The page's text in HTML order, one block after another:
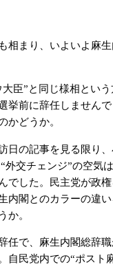
相まり、いよいよ麻
臣”と同じ様相とい
挙前に辞任しません
かどうか。
日の記事を見る限り
外交チェンジ”の空気
でした。民主党が政
内閣とのカラーの違
か。
任で、麻生内閣総辞
自民党内での“ポスト